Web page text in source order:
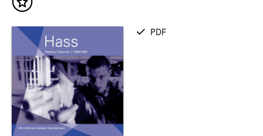
Inhalt
verfügbar
PDF